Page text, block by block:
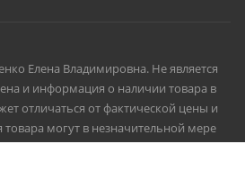
Елена Владимировна. Не является
и информация о наличии товара в
отличаться от фактической цены и
могут в незначительной мере
от их фактического вида.